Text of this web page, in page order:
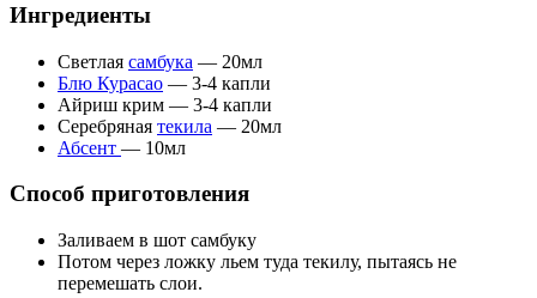
Ингредиенты
Светлая самбука — 20мл
Блю Курасао — 3-4 капли
Айриш крим — 3-4 капли
Серебряная текила — 20мл
Абсент — 10мл
Способ приготовления
Заливаем в шот самбуку
Потом через ложку льем туда текилу, пытаясь не
перемешать слои.